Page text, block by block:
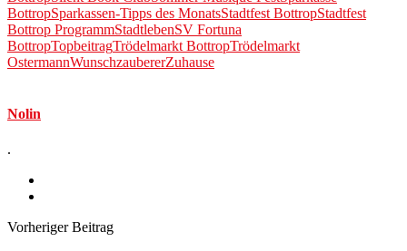
BottropSparkassen-Tipps des MonatsStadtfest BottropStadtfest
Bottrop ProgrammStadtlebenSV Fortuna
BottropTopbeitragTrödelmarkt BottropTrödelmarkt
OstermannWunschzaubererZuhause
Nolin
.
Vorheriger Beitrag